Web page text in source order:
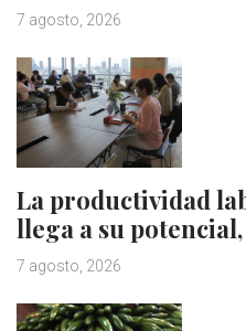
7 agosto, 2026
La productividad
llega a su
7 agosto, 2026